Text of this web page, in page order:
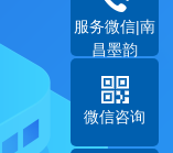
服务微信|南
昌墨韵
微信咨询